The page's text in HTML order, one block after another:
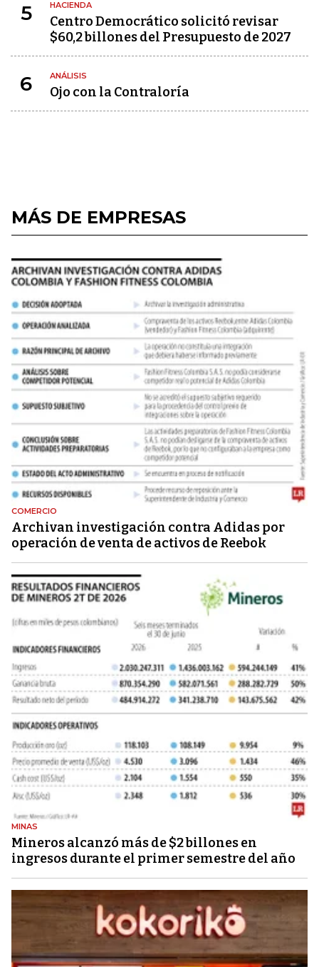
5 HACIENDA
Centro Democrático solicitó revisar
$60,2 billones del Presupuesto de 2027
6 ANÁLISIS
Ojo con la Contraloría
MÁS DE EMPRESAS
COMERCIO
Archivan investigación contra Adidas por
operación de venta de activos de Reebok
MINAS
Mineros alcanzó más de $2 billones en
ingresos durante el primer semestre del año